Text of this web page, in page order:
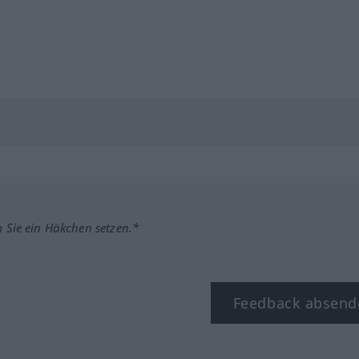
ein Häkchen setzen.*
Feedback